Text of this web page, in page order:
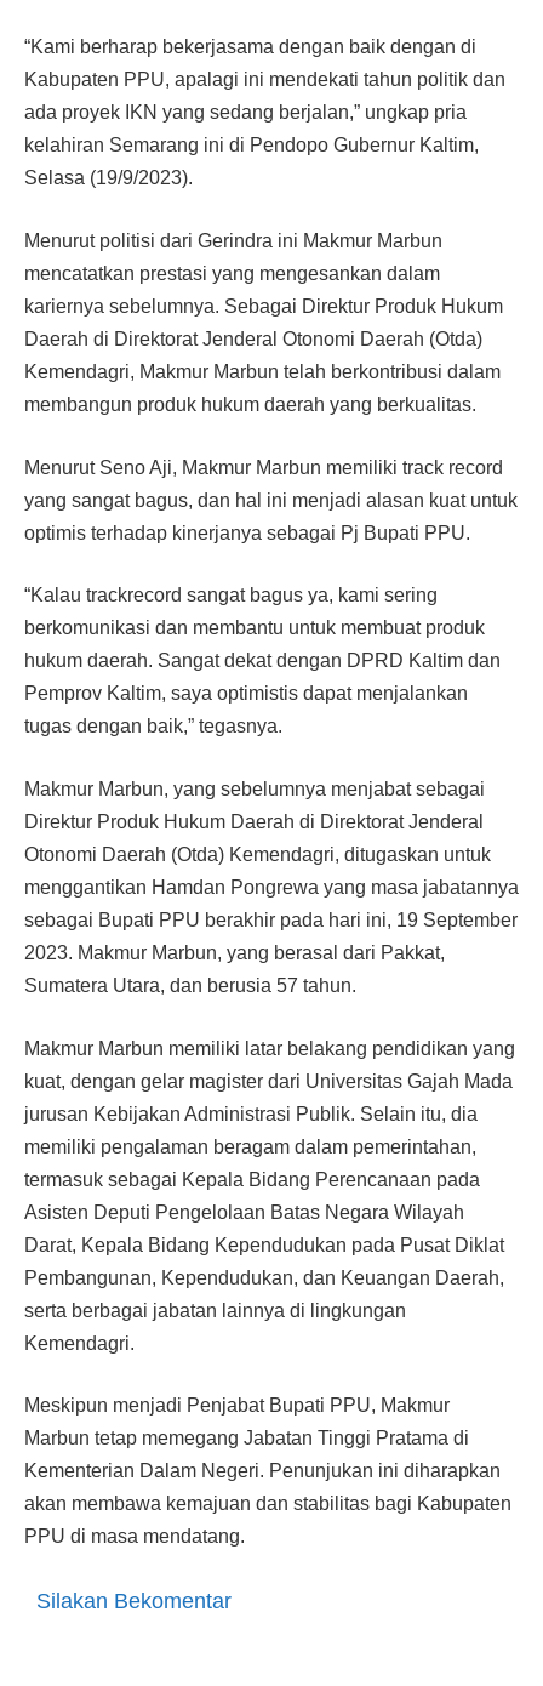
“Kami berharap bekerjasama dengan baik dengan di
Kabupaten PPU, apalagi ini mendekati tahun politik dan
ada proyek IKN yang sedang berjalan,” ungkap pria
kelahiran Semarang ini di Pendopo Gubernur Kaltim,
Selasa (19/9/2023).
Menurut politisi dari Gerindra ini Makmur Marbun
mencatatkan prestasi yang mengesankan dalam
kariernya sebelumnya. Sebagai Direktur Produk Hukum
Daerah di Direktorat Jenderal Otonomi Daerah (Otda)
Kemendagri, Makmur Marbun telah berkontribusi dalam
membangun produk hukum daerah yang berkualitas.
Menurut Seno Aji, Makmur Marbun memiliki track record
yang sangat bagus, dan hal ini menjadi alasan kuat untuk
optimis terhadap kinerjanya sebagai Pj Bupati PPU.
“Kalau trackrecord sangat bagus ya, kami sering
berkomunikasi dan membantu untuk membuat produk
hukum daerah. Sangat dekat dengan DPRD Kaltim dan
Pemprov Kaltim, saya optimistis dapat menjalankan
tugas dengan baik,” tegasnya.
Makmur Marbun, yang sebelumnya menjabat sebagai
Direktur Produk Hukum Daerah di Direktorat Jenderal
Otonomi Daerah (Otda) Kemendagri, ditugaskan untuk
menggantikan Hamdan Pongrewa yang masa jabatannya
sebagai Bupati PPU berakhir pada hari ini, 19 September
2023. Makmur Marbun, yang berasal dari Pakkat,
Sumatera Utara, dan berusia 57 tahun.
Makmur Marbun memiliki latar belakang pendidikan yang
kuat, dengan gelar magister dari Universitas Gajah Mada
jurusan Kebijakan Administrasi Publik. Selain itu, dia
memiliki pengalaman beragam dalam pemerintahan,
termasuk sebagai Kepala Bidang Perencanaan pada
Asisten Deputi Pengelolaan Batas Negara Wilayah
Darat, Kepala Bidang Kependudukan pada Pusat Diklat
Pembangunan, Kependudukan, dan Keuangan Daerah,
serta berbagai jabatan lainnya di lingkungan
Kemendagri.
Meskipun menjadi Penjabat Bupati PPU, Makmur
Marbun tetap memegang Jabatan Tinggi Pratama di
Kementerian Dalam Negeri. Penunjukan ini diharapkan
akan membawa kemajuan dan stabilitas bagi Kabupaten
PPU di masa mendatang.
Silakan Bekomentar